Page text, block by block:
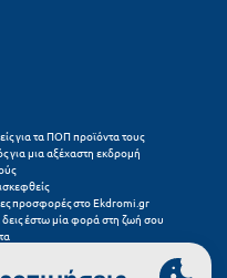
για τα ΠΟΠ προϊόντα τους
για μια αξέχαστη εκδρομή
προσφορές στο Ekdromi.gr
έστω μία φορά στη ζωή σου